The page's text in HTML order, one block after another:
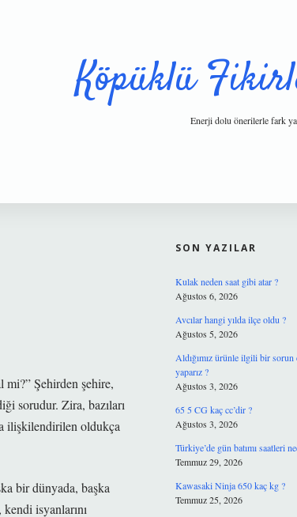
Köpüklü
Enerji dolu önerilerle fark
mi?” Şehirden şehire,
sorudur. Zira, bazıları
ilişkilendirilen oldukça
bir dünyada, başka
isyanlarını
SON YAZILAR
Kulak neden saat gibi atar ?
Ağustos 6, 2026
Avcılar hangi yılda ilçe oldu ?
Ağustos 5, 2026
Aldığımız ürünle ilgili bir sorun
yaparız ?
Ağustos 3, 2026
65 5 CG kaç cc’dir ?
Ağustos 3, 2026
Türkiye’de gün batımı saatleri
Temmuz 29, 2026
Kawasaki Ninja 650 kaç kg ?
Temmuz 25, 2026